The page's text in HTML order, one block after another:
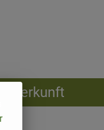
Herkunft